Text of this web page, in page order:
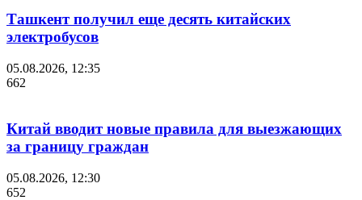
Ташкент получил еще десять китайских
электробусов
05.08.2026, 12:35
662
Китай вводит новые правила для выезжающих
за границу граждан
05.08.2026, 12:30
652